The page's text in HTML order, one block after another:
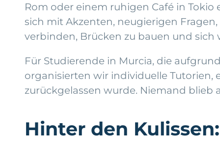
Rom oder einem ruhigen Café in
sich mit Akzenten, neugierigen
verbinden, Brücken zu bauen und sich
Für Studierende in Murcia, die
organisierten wir individuelle
zurückgelassen wurde. Niemand blieb
Hinter den